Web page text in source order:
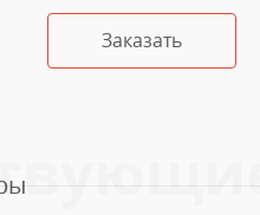
Заказать